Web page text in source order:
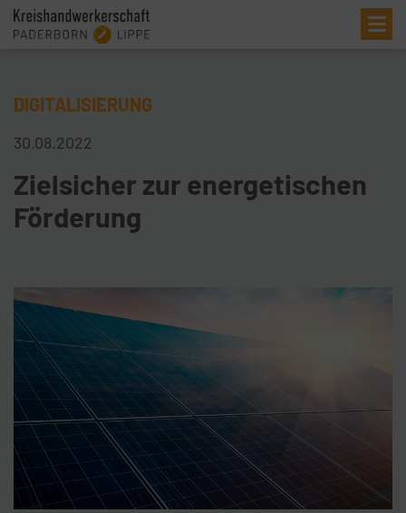
DIGITALISIERUNG
30.08.2022
Zielsicher zur energetischen
Förderung